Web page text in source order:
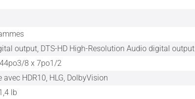
output, DTS-HD High-Resolution Audio digital output
8 x 7po1/2
avec HDR10, HLG, DolbyVision
lb